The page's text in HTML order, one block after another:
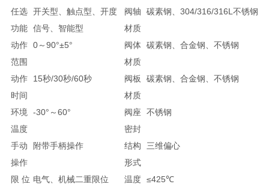
任选
功能
开关型、触点型、开度
信号、智能型
阀轴
材质
碳素钢、304/316/316L不锈钢
动作
范围
0～90°±5°
阀体
材质
碳素钢、合金钢、不锈钢
动作
时间
15秒/30秒/60秒
阀板
材质
碳素钢、合金钢、不锈钢
环境
温度
-30°～60°
阀座
密封
不锈钢
手动
操作
附带手柄操作
结构
形式
三维偏心
限 位 电气、机械二重限位 温度 ≤425℃